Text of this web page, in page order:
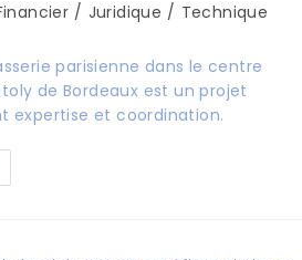
/ Juridique / Technique
parisienne dans le centre
de Bordeaux est un projet
expertise et coordination.